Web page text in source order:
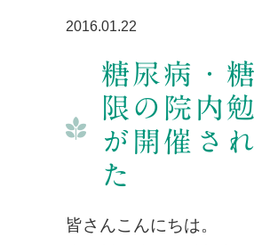
2016.01.22
糖尿病・
限の院内
が開催さ
た
皆さんこんにちは。